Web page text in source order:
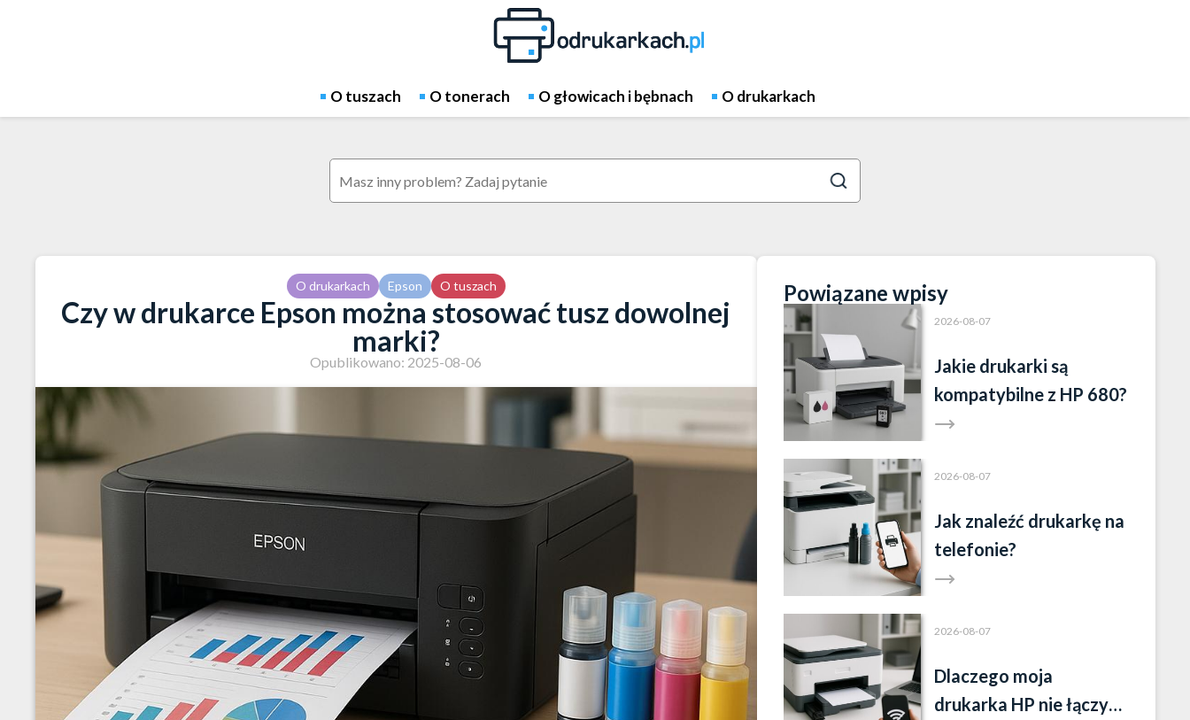
O tuszach O tonerach O głowicach i bębnach O drukarkach
Szukaj:
O drukarkach Epson O tuszach
Czy w drukarce Epson można stosować tusz dowolnej
marki?
Opublikowano: 2025-08-06
Powiązane wpisy
2026-08-07
Jakie drukarki są
kompatybilne z HP 680?
2026-08-07
Jak znaleźć drukarkę na
telefonie?
2026-08-07
Dlaczego moja
drukarka HP nie łączy